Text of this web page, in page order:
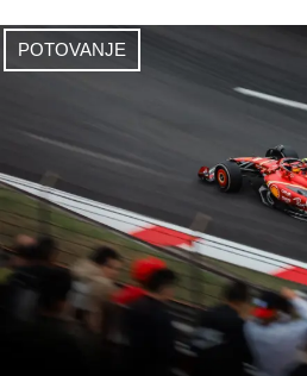
POTOVANJE